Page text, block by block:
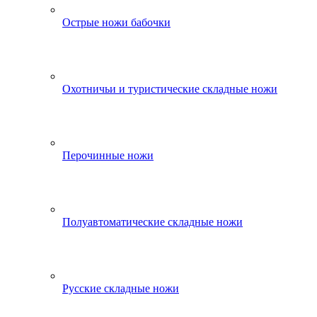
Острые ножи бабочки
Охотничьи и туристические складные ножи
Перочинные ножи
Полуавтоматические складные ножи
Русские складные ножи